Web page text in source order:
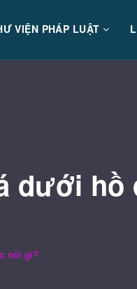
VIỆN PHÁP LUẬT
dưới
nói gì?